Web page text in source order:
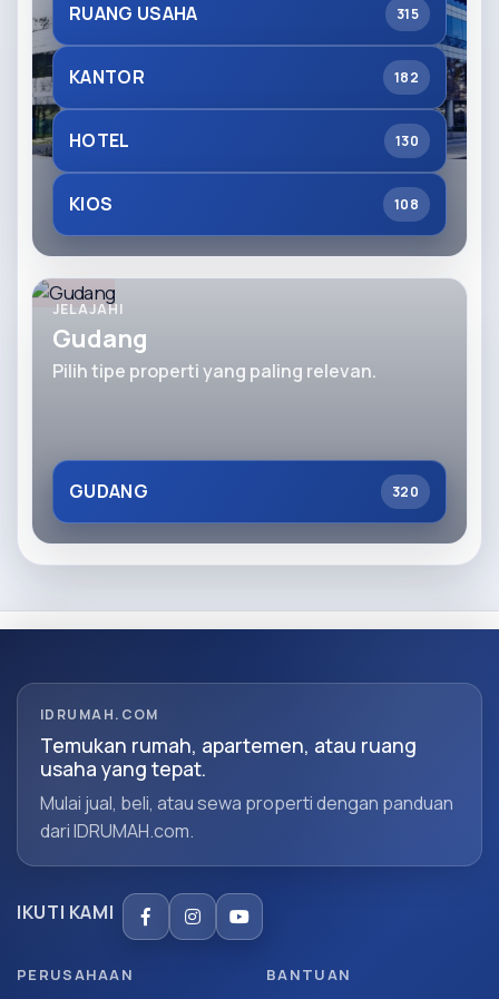
RUANG USAHA 315
KANTOR 182
HOTEL 130
KIOS 108
JELAJAHI
Gudang
Pilih tipe properti yang paling relevan.
GUDANG 320
IDRUMAH.COM
Temukan rumah, apartemen, atau ruang
usaha yang tepat.
Mulai jual, beli, atau sewa properti dengan panduan
dari IDRUMAH.com.
IKUTI KAMI
PERUSAHAAN BANTUAN